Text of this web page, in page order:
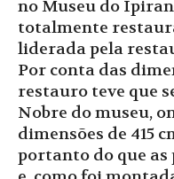
no Museu do
totalmente
liderada pela
Por conta das
restauro teve que
Nobre do museu,
dimensões de 415
portanto do que as